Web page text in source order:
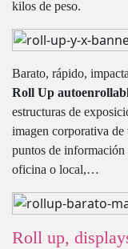
kilos de peso.
Barato, rápido,
Roll Up
estructuras de
imagen corporativa de
puntos de
oficina o local,…
Roll up,